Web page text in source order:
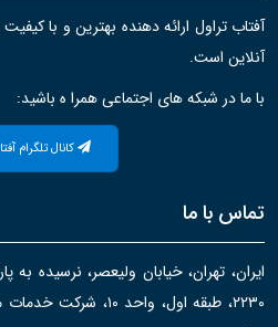
آفتاب تراول ارائه دهنده بهترین و با
آنلاین است.
با ما در شبکه های اجتماعی همرا ه باشید:
کانال تلگرام
تماس با ما
ایران، تهران، خیابان ولیعصر، نرسیده
۲۲۳۰، طبقه اول، واحد